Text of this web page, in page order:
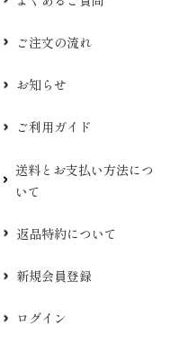
ご注文の流れ
お知らせ
ご利用ガイド
送料とお支払い方法につ
いて
返品特約について
新規会員登録
ログイン